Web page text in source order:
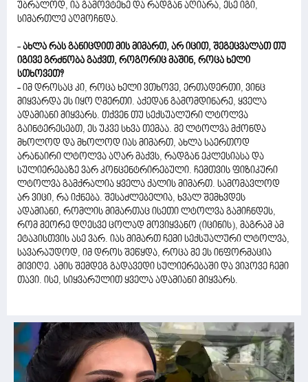
უბრალოდ, ია გამოვტეხე და რადგან აღიარა, ესე იგი,
სიმართლე აღმოჩნდა.
-ახლა რას განიცდით მის მიმართ, არ იცით, შეგეცვალათ თუ
იგივე გრძნობა გაქვთ, როგორიც მაშინ, როცა ხელი
სთხოვეთ?
- იმ დროსაც კი, როცა ხელი ვთხოვე, ერთადერთი, ვინც
მიყვარდა ეს იყო ღმერთი. აქედან გამომდინარე, ყველა
ადამიანი მიყვარს. თქვენ თუ სექსუალური ლტოლვა
გაინტერესებთ, ეს უკვე სხვა თემაა. მე ლტოლვა მქონდა
მხოლოდ და მხოლოდ იას მიმართ, ახლა საერთოდ
არანაირი ლტოლვა აღარ მაქვს, რადგან ეკლესიასა და
სულიერებაზე ვარ კონცენტრირებული. ჩემთვის ფიზიკური
ლტოლვა გამქრალია ყველა ქალის მიმართ. სამომავლოდ
არ ვიცი, რა იქნება. შესაძლებელია, ხვალ შემხვდეს
ადამიანი, რომლის მიმართაც ისეთი ლტოლვა გამიჩნდეს,
რომ მეორე დღესვე ცოლად მოვიყვანო (იცინის), მაგრამ ამ
ეტაპისთვის ასე ვარ. იას მიმართ ჩემი სექსუალური ლტოლვა,
სავარაუდოდ, იმ დროს შეწყდა, როცა მე ეს ინფორმაცია
მივიღე. ამის შემდეგ გადავედი სულიერებაში და ვიპოვე ჩემი
თავი. ისე, სიყვარულით ყველა ადამიანი მიყვარს.